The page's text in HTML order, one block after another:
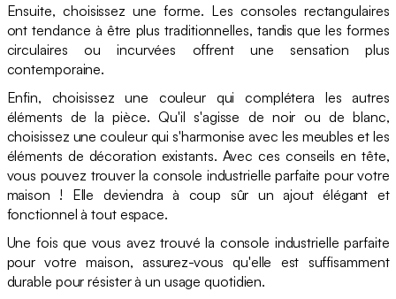
Ensuite, choisissez une forme. Les consoles rectangulaires
ont tendance à être plus traditionnelles, tandis que les formes
circulaires ou incurvées offrent une sensation plus
contemporaine.
Enfin, choisissez une couleur qui complétera les autres
éléments de la pièce. Qu'il s'agisse de noir ou de blanc,
choisissez une couleur qui s'harmonise avec les meubles et les
éléments de décoration existants. Avec ces conseils en tête,
vous pouvez trouver la console industrielle parfaite pour votre
maison ! Elle deviendra à coup sûr un ajout élégant et
fonctionnel à tout espace.
Une fois que vous avez trouvé la console industrielle parfaite
pour votre maison, assurez-vous qu'elle est suffisamment
durable pour résister à un usage quotidien.